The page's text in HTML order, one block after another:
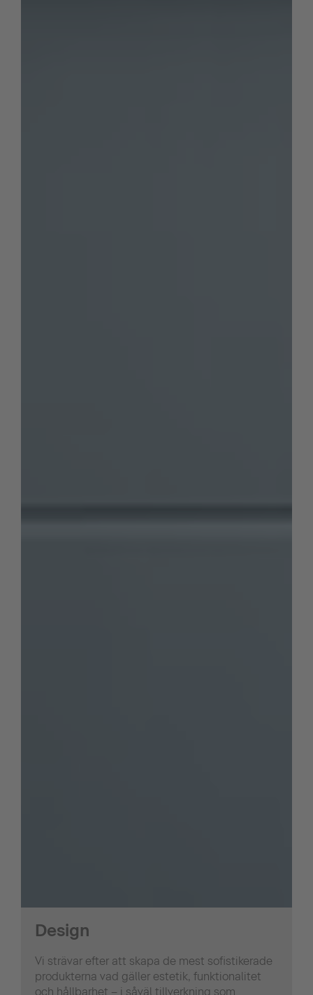
Design
Vi strävar efter att skapa de mest sofistikerade
produkterna vad gäller estetik, funktionalitet
och hållbarhet – i såväl tillverkning som